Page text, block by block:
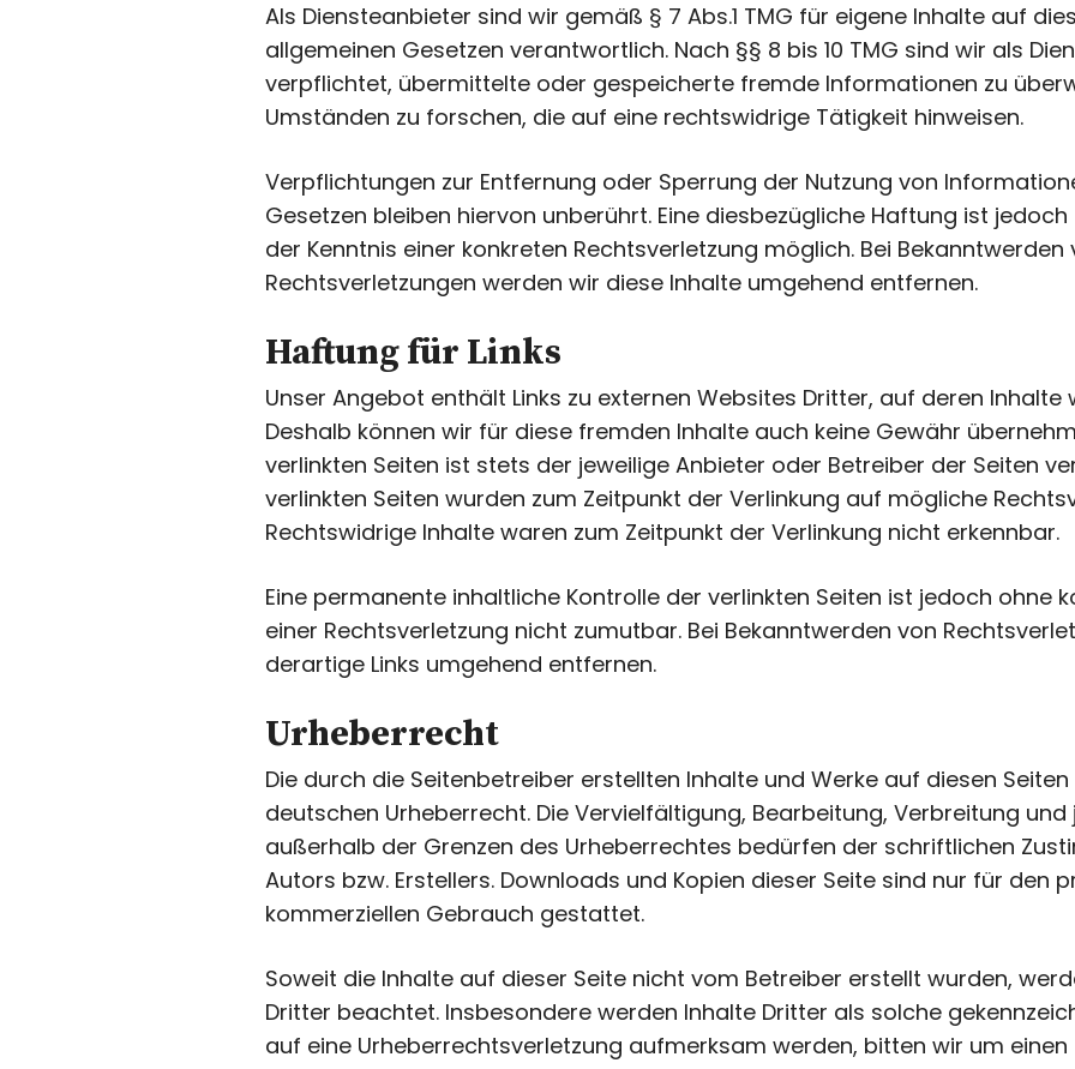
Als Diensteanbieter sind wir gemäß § 7 Abs.1 TMG für eigene Inhalte auf
allgemeinen Gesetzen verantwortlich. Nach §§ 8 bis 10 TMG sind wir als
verpflichtet, übermittelte oder gespeicherte fremde Informationen zu
Umständen zu forschen, die auf eine rechtswidrige Tätigkeit hinweisen.
Verpflichtungen zur Entfernung oder Sperrung der Nutzung von
Gesetzen bleiben hiervon unberührt. Eine diesbezügliche Haftung ist
der Kenntnis einer konkreten Rechtsverletzung möglich. Bei
Rechtsverletzungen werden wir diese Inhalte umgehend entfernen.
Haftung für Links
Unser Angebot enthält Links zu externen Websites Dritter, auf deren Inhalte
Deshalb können wir für diese fremden Inhalte auch keine Gewähr
verlinkten Seiten ist stets der jeweilige Anbieter oder Betreiber der Seiten
verlinkten Seiten wurden zum Zeitpunkt der Verlinkung auf mögliche
Rechtswidrige Inhalte waren zum Zeitpunkt der Verlinkung nicht erkennbar.
Eine permanente inhaltliche Kontrolle der verlinkten Seiten ist jedoch ohne
einer Rechtsverletzung nicht zumutbar. Bei Bekanntwerden von
derartige Links umgehend entfernen.
Urheberrecht
Die durch die Seitenbetreiber erstellten Inhalte und Werke auf diesen
deutschen Urheberrecht. Die Vervielfältigung, Bearbeitung, Verbreitung
außerhalb der Grenzen des Urheberrechtes bedürfen der schriftlichen
Autors bzw. Erstellers. Downloads und Kopien dieser Seite sind nur für den
kommerziellen Gebrauch gestattet.
Soweit die Inhalte auf dieser Seite nicht vom Betreiber erstellt wurden,
Dritter beachtet. Insbesondere werden Inhalte Dritter als solche
auf eine Urheberrechtsverletzung aufmerksam werden, bitten wir um einen